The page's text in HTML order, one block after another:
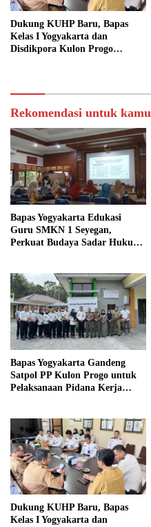
Dukung KUHP Baru, Bapas
Kelas I Yogyakarta dan
Disdikpora Kulon Progo
Rekomendasi untuk kamu
Bapas Yogyakarta Edukasi
Guru SMKN 1 Seyegan,
Perkuat Budaya Sadar Hukum
Bapas Yogyakarta Gandeng
Satpol PP Kulon Progo untuk
Pelaksanaan Pidana Kerja
Dukung KUHP Baru, Bapas
Kelas I Yogyakarta dan